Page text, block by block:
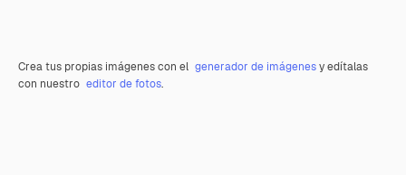
Crea tus propias imágenes con el generador de imágenesy edítalas
con nuestro editor de fotos.